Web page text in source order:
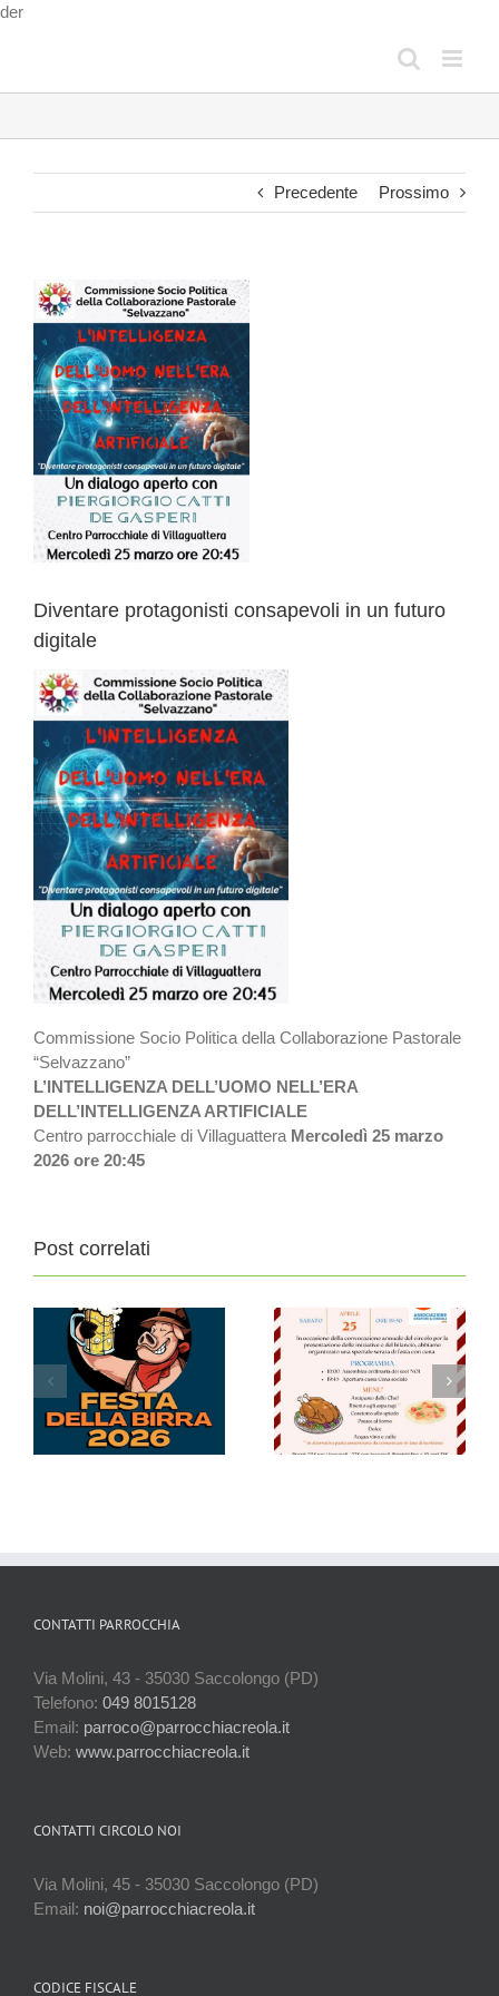
derSalta
Precedente Prossimo
Ingrandisci
immagine
Diventare protagonisti consapevoli in un futuro
digitale
Commissione Socio Politica della Collaborazione Pastorale
“Selvazzano”
L’INTELLIGENZA DELL’UOMO NELL’ERA
DELL’INTELLIGENZA ARTIFICIALE
Centro parrocchiale di Villaguattera Mercoledì 25 marzo
2026 ore 20:45
Post correlati
Festa del Circolo NOI
SPRING DINNER
2026
CONTATTI PARROCCHIA
Via Molini, 43 - 35030 Saccolongo (PD)
Telefono: 049 8015128
Email: parroco@parrocchiacreola.it
Web: www.parrocchiacreola.it
CONTATTI CIRCOLO NOI
Via Molini, 45 - 35030 Saccolongo (PD)
Email: noi@parrocchiacreola.it
CODICE FISCALE